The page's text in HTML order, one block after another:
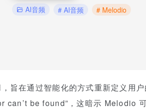
AI音频 # AI音频 # Melodio
旨在通过智能化的方式重新定义用
be found”，这暗示 Melodio